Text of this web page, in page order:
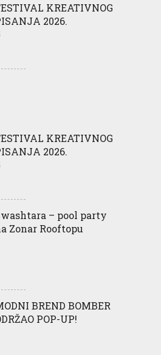
KREATIVNOG
2026.
KREATIVNOG
2026.
– pool party
Zonar Rooftopu
BREND BOMBER
POP-UP!